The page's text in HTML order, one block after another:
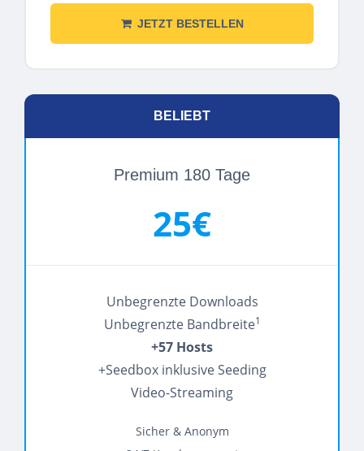
JETZT BESTELLEN
BELIEBT
Premium 180 Tage
25€
Unbegrenzte Downloads
Unbegrenzte Bandbreite1
+57 Hosts
+Seedbox inklusive Seeding
Video-Streaming
Sicher & Anonym